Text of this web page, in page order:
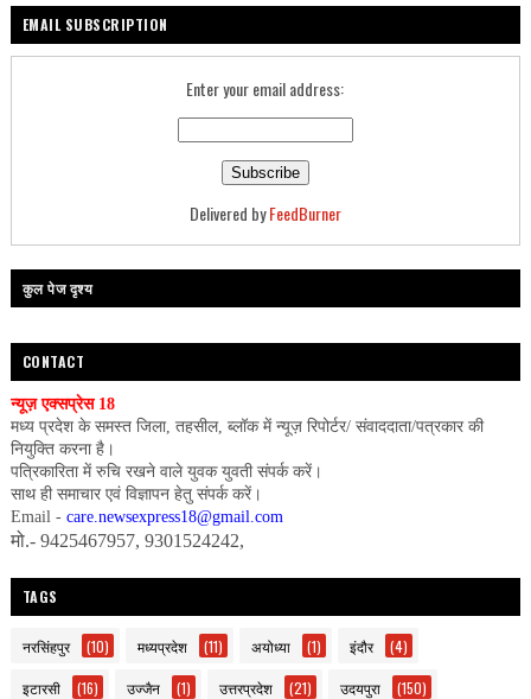
EMAIL SUBSCRIPTION
Enter your email address:
Delivered byFeedBurner
कुल पेज दृश्य
CONTACT
न्यूज़ एक्सप्रेस 18
मध्य प्रदेश के समस्त जिला, तहसील, ब्लॉक में न्यूज़ रिपोर्टर/ संवाददाता/पत्रकार की
नियुक्ति करना है।
पत्रिकारिता में रुचि रखने वाले युवक युवती संपर्क करें।
साथ ही समाचार एवं विज्ञापन हेतु संपर्क करें।
Email - care.newsexpress18@gmail.com
मो.- 9425467957, 9301524242,
TAGS
नरसिंहपुर (10) मध्यप्रदेश (11) अयोध्या (1) इंदौर (4)
इटारसी (16) उज्जैन (1) उत्तरप्रदेश (21) उदयपुरा (150)